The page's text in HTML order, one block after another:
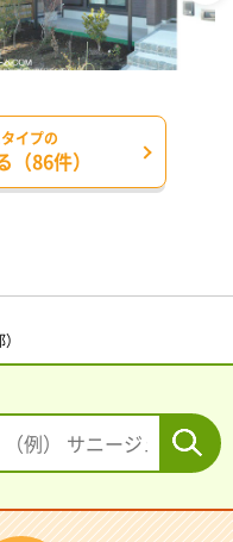
イプの
86件）